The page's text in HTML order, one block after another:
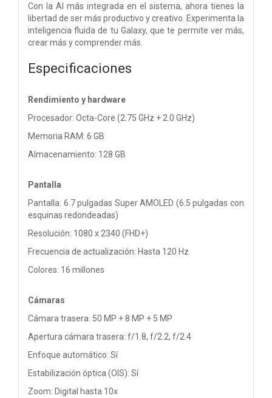
Con la AI más integrada en el sistema, ahora tienes la
libertad de ser más productivo y creativo. Experimenta la
inteligencia fluida de tu Galaxy, que te permite ver más,
crear más y comprender más.
Especificaciones
Rendimiento y hardware
Procesador: Octa-Core (2.75 GHz + 2.0 GHz)
Memoria RAM: 6 GB
Almacenamiento: 128 GB
Pantalla
Pantalla: 6.7 pulgadas Super AMOLED (6.5 pulgadas con
esquinas redondeadas)
Resolución: 1080 x 2340 (FHD+)
Frecuencia de actualización: Hasta 120 Hz
Colores: 16 millones
Cámaras
Cámara trasera: 50 MP + 8 MP + 5 MP
Apertura cámara trasera: f/1.8, f/2.2, f/2.4
Enfoque automático: Sí
Estabilización óptica (OIS): Sí
Zoom: Digital hasta 10x